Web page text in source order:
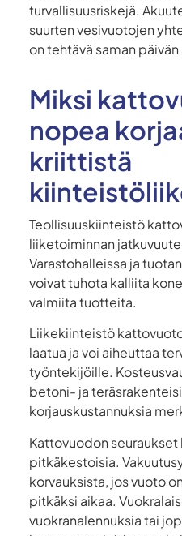
turvallisuusriskejä.
suurten vesivuotojen
on tehtävä saman päivän
Miksi
nopea
kriittistä
Teollisuuskiinteistö
liiketoiminnan
Varastohalleissa ja
voivat tuhota kalliita
valmiita tuotteita.
Liikekiinteistö
laatua ja voi aiheuttaa
työntekijöille.
betoni- ja
korjauskustannuksia
Kattovuodon
pitkäkestoisia.
korvauksista, jos vuoto
pitkäksi aikaa.
vuokranalennuksia tai